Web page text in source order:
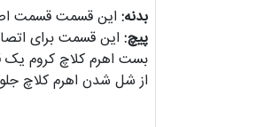
بدنه: این قسمت قسمت
پیچ: این قسمت برای
بست اهرم کلاچ کروم یک
از شل شدن اهرم کلاچ